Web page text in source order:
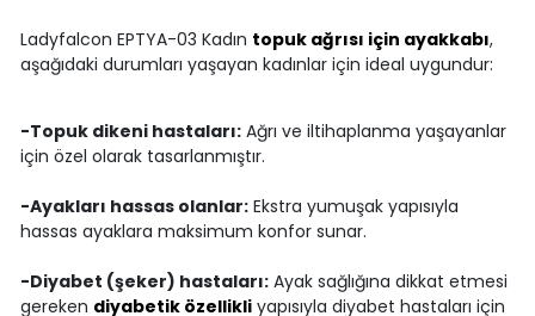
Ladyfalcon EPTYA-03 Kadın topuk ağrısı için ayakkabı,
aşağıdaki durumları yaşayan kadınlar için ideal uygundur:
-Topuk dikeni hastaları:Ağrı ve iltihaplanma yaşayanlar
için özel olarak tasarlanmıştır.
-Ayakları hassas olanlar:Ekstra yumuşak yapısıyla
hassas ayaklara maksimum konfor sunar.
-Diyabet (şeker) hastaları:Ayak sağlığına dikkat etmesi
gereken diyabetik özellikliyapısıyla diyabet hastaları için